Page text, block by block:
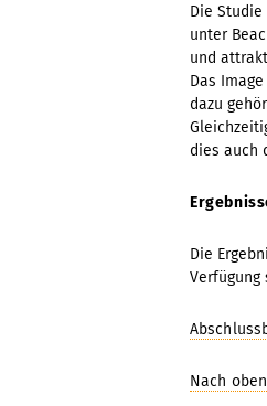
Die
unter
und
Das
dazu
dies auch
Die
Verfügung
Nach oben